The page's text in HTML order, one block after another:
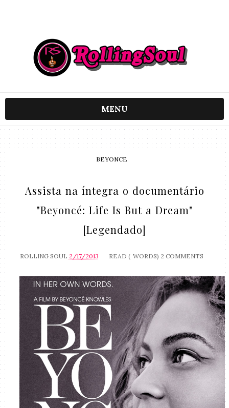
MENU
BEYONCE
Assista na íntegra o documentário
"Beyoncé: Life Is But a Dream"
[Legendado]
ROLLING SOUL 2/17/2013 READ ( WORDS) 2 COMMENTS